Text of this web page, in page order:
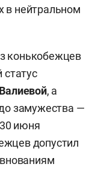
в нейтральном
конькобежцев
, а
замужества —
июня
допустил